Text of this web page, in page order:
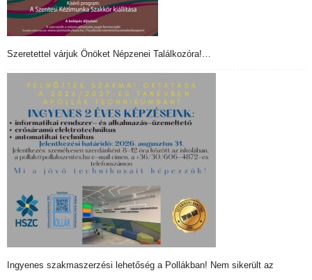
Szeretettel várjuk Önöket Népzenei Találkozóra!…
Ingyenes szakmaszerzési lehetőség a Pollákban! Nem sikerült az